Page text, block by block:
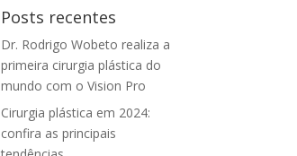
Posts recentes
Dr. Rodrigo Wobeto realiza a
primeira cirurgia plástica do
mundo com o Vision Pro
Cirurgia plástica em 2024:
confira as principais